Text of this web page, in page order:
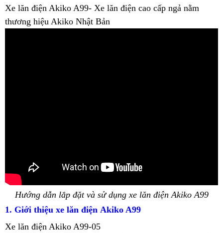
Xe lăn điện Akiko A99- Xe lăn điện cao cấp ngả nằm
thương hiệu Akiko Nhật Bản
Hướng dẫn lắp đặt và sử dụng xe lăn điện Akiko A99
1. Giới thiệu xe lăn điện Akiko A99
Xe lăn điện Akiko A99-05